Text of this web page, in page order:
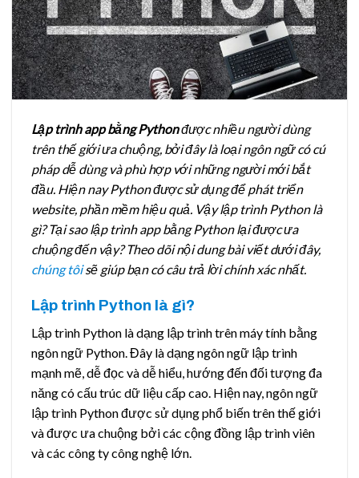
Lập trình app bằng Pythonđược nhiều người dùng
trên thế giới ưa chuộng, bởi đây là loại ngôn ngữ có cú
pháp dễ dùng và phù hợp với những người mới bắt
đầu. Hiện nay Python được sử dụng để phát triển
website, phần mềm hiệu quả. Vậy lập trình Python là
gì? Tại sao lập trình app bằng Python lại được ưa
chuộng đến vậy? Theo dõi nội dung bài viết dưới đây,
chúng tôisẽ giúp bạn có câu trả lời chính xác nhất.
Lập trình Python là gì?
Lập trình Python là dạng lập trình trên máy tính bằng
ngôn ngữ Python. Đây là dạng ngôn ngữ lập trình
mạnh mẽ, dễ đọc và dễ hiểu, hướng đến đối tượng đa
năng có cấu trúc dữ liệu cấp cao. Hiện nay, ngôn ngữ
lập trình Python được sử dụng phổ biến trên thế giới
và được ưa chuộng bởi các cộng đồng lập trình viên
và các công ty công nghệ lớn.